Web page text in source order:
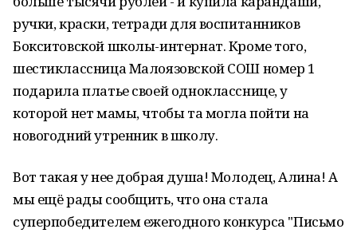
ручки, краски, тетради для воспитанников
Бокситовской школы-интернат. Кроме того,
шестиклассница Малоязовской СОШ номер 1
подарила платье своей однокласснице, у
которой нет мамы, чтобы та могла пойти на
новогодний утренник в школу.
Вот такая у нее добрая душа! Молодец, Алина! А
мы ещё рады сообщить, что она стала
суперпобедителем ежегодного конкурса "Письмо